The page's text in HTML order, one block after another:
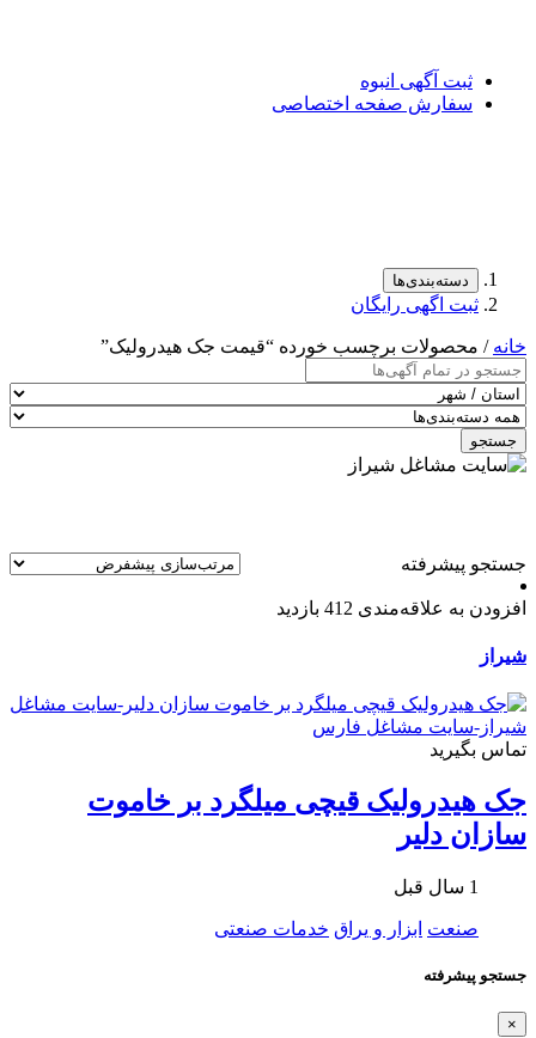
ثبت آگهی انبوه
سفارش صفحه اختصاصی
دسته‌بندی‌ها
ثبت اگهی رایگان
خانه / محصولات برچسب خورده “قیمت جک هیدرولیک”
جستجو
جستجو پیشرفته
افزودن به علاقه‌مندی 412 بازدید
شیراز
تماس بگیرید
جک هیدرولیک قيچی میلگرد بر خاموت
سازان دلیر
1 سال قبل
صنعت ابزار و یراق خدمات صنعتی
جستجو پیشرفته
×